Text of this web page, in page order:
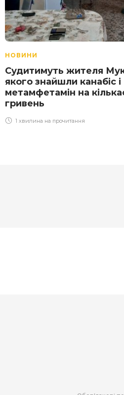
НОВИНИ
Судитимуть жителя
якого знайшли канабіс і
метамфетамін на
гривень
1 хвилина на прочитання